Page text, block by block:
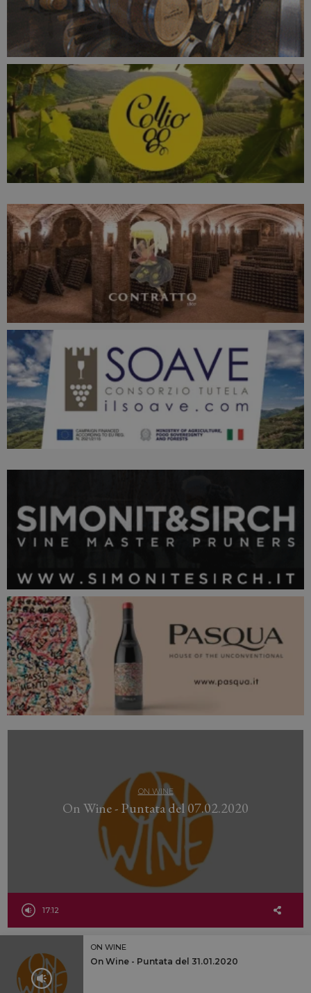
ON WINE
On Wine - Puntata del 07.02.2020
17:12
ON WINE
On Wine - Puntata del 31.01.2020